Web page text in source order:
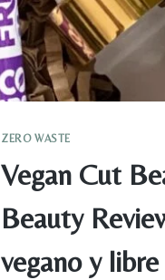
ZERO WASTE
Vegan Cut
Beauty
vegano y